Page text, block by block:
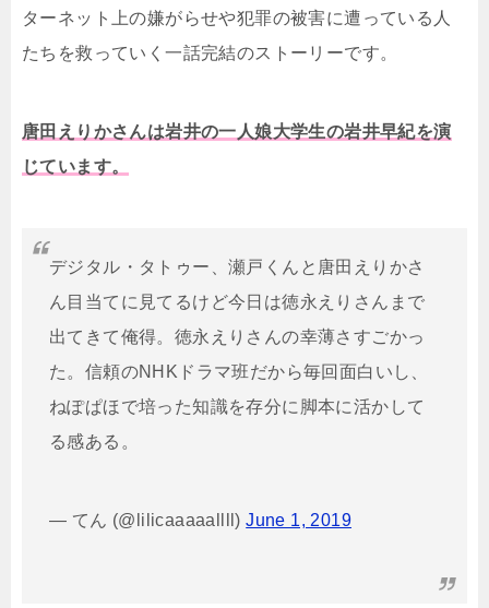
ターネット上の嫌がらせや犯罪の被害に遭っている人
たちを救っていく一話完結のストーリーです。
唐田えりかさんは岩井の一人娘大学生の岩井早紀を演
じています。
デジタル・タトゥー、瀬戸くんと唐田えりかさ
ん目当てに見てるけど今日は徳永えりさんまで
出てきて俺得。徳永えりさんの幸薄さすごかっ
た。信頼のNHKドラマ班だから毎回面白いし、
ねぽぱほで培った知識を存分に脚本に活かして
る感ある。
— てん (@lilicaaaaallll)June 1, 2019